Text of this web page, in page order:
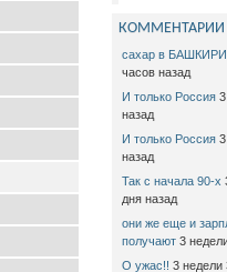
КОММЕНТАРИИ
сахар в
часов назад
И только Россия
назад
И только Россия
назад
Так с начала 90-х
дня назад
они же еще и
получают 3
О ужас!! 3 недели